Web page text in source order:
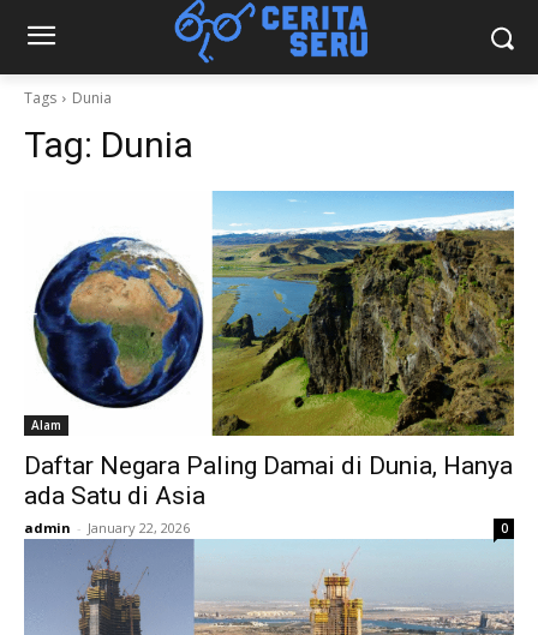
Tags Dunia
Tag: Dunia
Alam
Daftar Negara Paling Damai di Dunia, Hanya
ada Satu di Asia
admin - January 22, 2026 0